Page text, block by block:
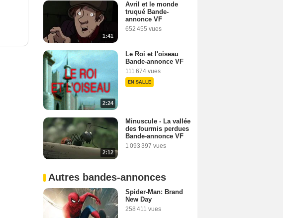
1:41
Avril et le monde
truqué Bande-
annonce VF
652 455 vues
2:24
Le Roi et l'oiseau
Bande-annonce VF
111 674 vues
EN SALLE
2:12
Minuscule - La vallée
des fourmis perdues
Bande-annonce VF
1 093 397 vues
Autres bandes-annonces
Spider-Man: Brand
New Day
258 411 vues